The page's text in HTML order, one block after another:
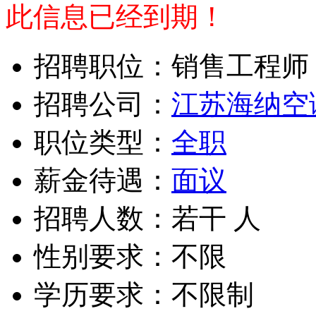
此信息已经到期！
招聘职位：销售工程师
招聘公司： 江苏海纳
职位类型： 全职
薪金待遇： 面议
招聘人数：若干 人
性别要求：不限
学历要求：不限制